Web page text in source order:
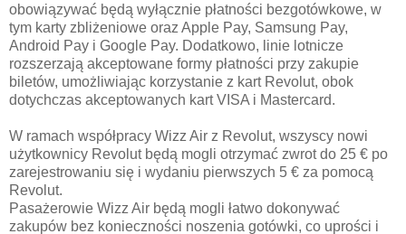
obowiązywać będą wyłącznie płatności bezgotówkowe, w
tym karty zbliżeniowe oraz Apple Pay, Samsung Pay,
Android Pay i Google Pay. Dodatkowo, linie lotnicze
rozszerzają akceptowane formy płatności przy zakupie
biletów, umożliwiając korzystanie z kart Revolut, obok
dotychczas akceptowanych kart VISA i Mastercard.
W ramach współpracy Wizz Air z Revolut, wszyscy nowi
użytkownicy Revolut będą mogli otrzymać zwrot do 25 € po
zarejestrowaniu się i wydaniu pierwszych 5 € za pomocą
Revolut.
Pasażerowie Wizz Air będą mogli łatwo dokonywać
zakupów bez konieczności noszenia gotówki, co uprości i